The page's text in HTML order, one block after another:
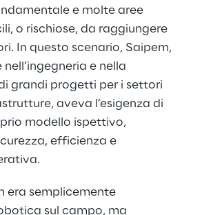
e molte aree
o rischiose, da raggiungere
In questo scenario, Saipem,
e nella
grandi progetti per i settori
aveva l’esigenza di
modello ispettivo,
efficienza e
era semplicemente
sul campo, ma